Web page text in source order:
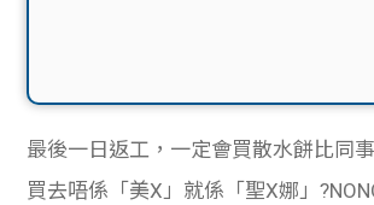
最後一日返工，一定會買散水餅比同
買去唔係「美X」就係「聖X娜」